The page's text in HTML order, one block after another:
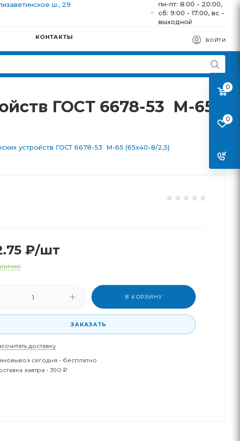
ш., 29
пн-пт: 8:00 - 20:00,
сб: 9:00 - 17:00, вс -
выходной
ВОЙТИ
КОНТАКТЫ
ГОСТ 6678-53 М-65
устройств ГОСТ 6678-53 М-65 (65х40-8/2,5)
₽/шт
В КОРЗИНУ
ЗАКАЗАТЬ
доставку
сегодня - бесплатно
завтра - 390 ₽
0
0